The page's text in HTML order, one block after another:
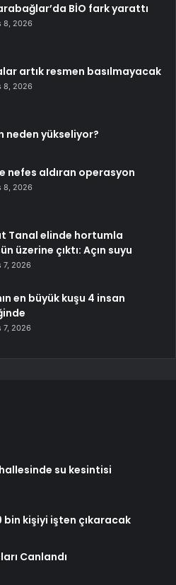
BİO fark yarattı
8, 2026
artık resmen basılmayacak
8, 2026
neden yükseliyor?
nefes aldıran operasyon
8, 2026
Tanal elinde hortumla
üzerine çıktı: Açın suyu
7, 2026
en büyük kuşu 4 insan
7, 2026
su kesintisi
bin kişiyi işten çıkaracak
Canlandı